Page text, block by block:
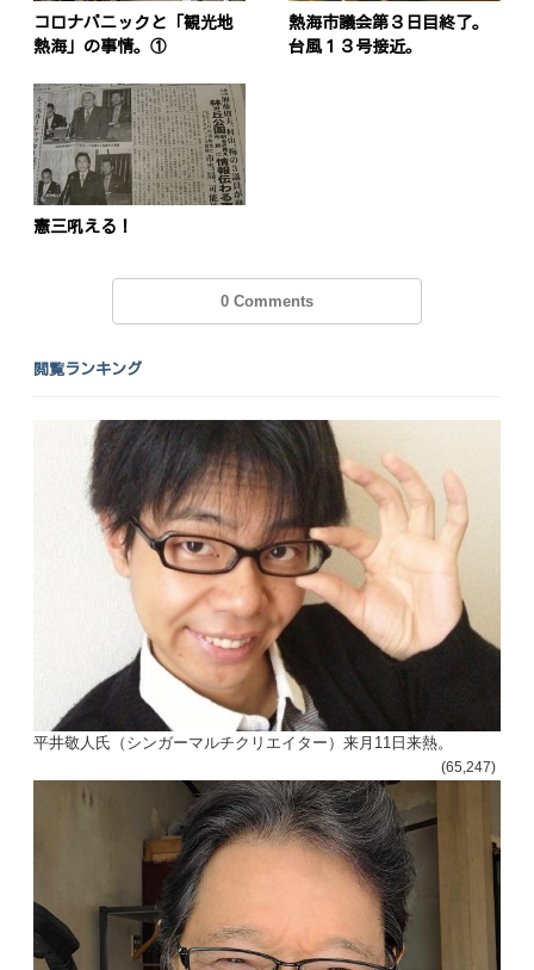
コロナパニックと「観光地
熱海」の事情。①
熱海市議会第３日目終了。
台風１３号接近。
憲三吼える！
0 Comments
閲覧ランキング
平井敬人氏（シンガーマルチクリエイター）来月11日来熱。
(65,247)